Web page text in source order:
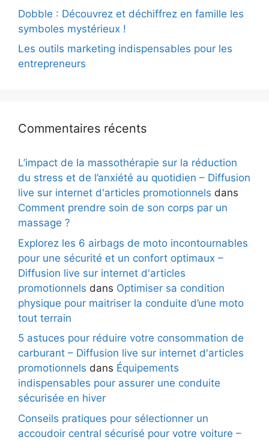
Dobble : Découvrez et déchiffrez en famille les
symboles mystérieux !
Les outils marketing indispensables pour les
entrepreneurs
Commentaires récents
L’impact de la massothérapie sur la réduction
du stress et de l’anxiété au quotidien – Diffusion
live sur internet d'articles promotionnels dans
Comment prendre soin de son corps par un
massage ?
Explorez les 6 airbags de moto incontournables
pour une sécurité et un confort optimaux –
Diffusion live sur internet d'articles
promotionnels dans Optimiser sa condition
physique pour maitriser la conduite d’une moto
tout terrain
5 astuces pour réduire votre consommation de
carburant – Diffusion live sur internet d'articles
promotionnels dans Équipements
indispensables pour assurer une conduite
sécurisée en hiver
Conseils pratiques pour sélectionner un
accoudoir central sécurisé pour votre voiture –